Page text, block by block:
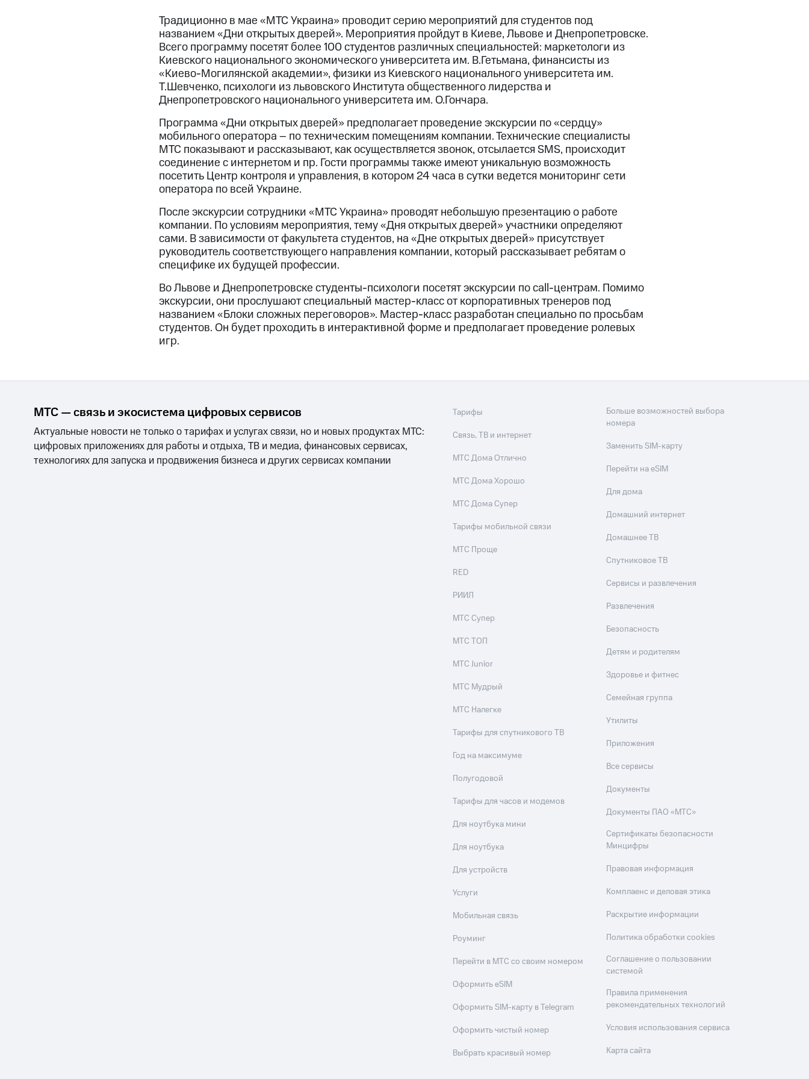
Традиционно в мае «МТС Украина» проводит серию мероприятий для студентов под
названием «Дни открытых дверей». Мероприятия пройдут в Киеве, Львове и Днепропетровске.
Всего программу посетят более 100 студентов различных специальностей: маркетологи из
Киевского национального экономического университета им. В.Гетьмана, финансисты из
«Киево-Могилянской академии», физики из Киевского национального университета им.
Т.Шевченко, психологи из львовского Института общественного лидерства и
Днепропетровского национального университета им. О.Гончара.
Программа «Дни открытых дверей» предполагает проведение экскурсии по «сердцу»
мобильного оператора – по техническим помещениям компании. Технические специалисты
МТС показывают и рассказывают, как осуществляется звонок, отсылается SMS, происходит
соединение с интернетом и пр. Гости программы также имеют уникальную возможность
посетить Центр контроля и управления, в котором 24 часа в сутки ведется мониторинг сети
оператора по всей Украине.
После экскурсии сотрудники «МТС Украина» проводят небольшую презентацию о работе
компании. По условиям мероприятия, тему «Дня открытых дверей» участники определяют
сами. В зависимости от факультета студентов, на «Дне открытых дверей» присутствует
руководитель соответствующего направления компании, который рассказывает ребятам о
специфике их будущей профессии.
Во Львове и Днепропетровске студенты-психологи посетят экскурсии по call-центрам. Помимо
экскурсии, они прослушают специальный мастер-класс от корпоративных тренеров под
названием «Блоки сложных переговоров». Мастер-класс разработан специально по просьбам
студентов. Он будет проходить в интерактивной форме и предполагает проведение ролевых
игр.
МТС — связь и экосистема цифровых сервисов
Актуальные новости не только о тарифах и услугах связи, но и новых продуктах МТС:
цифровых приложениях для работы и отдыха, ТВ и медиа, финансовых сервисах,
технологиях для запуска и продвижения бизнеса и других сервисах компании
Тарифы
Связь, ТВ и интернет
МТС Дома Отлично
МТС Дома Хорошо
МТС Дома Супер
Тарифы мобильной связи
МТС Проще
RED
РИИЛ
МТС Супер
МТС ТОП
МТС Junior
МТС Мудрый
МТС Налегке
Тарифы для спутникового ТВ
Год на максимуме
Полугодовой
Тарифы для часов и модемов
Для ноутбука мини
Для ноутбука
Для устройств
Услуги
Мобильная связь
Роуминг
Перейти в МТС со своим номером
Оформить eSIM
Оформить SIM-карту в Telegram
Оформить чистый номер
Выбрать красивый номер
Больше возможностей выбора
номера
Заменить SIM-карту
Перейти на eSIM
Для дома
Домашний интернет
Домашнее ТВ
Спутниковое ТВ
Сервисы и развлечения
Развлечения
Безопасность
Детям и родителям
Здоровье и фитнес
Семейная группа
Утилиты
Приложения
Все сервисы
Документы
Документы ПАО «МТС»
Сертификаты безопасности
Минцифры
Правовая информация
Комплаенс и деловая этика
Раскрытие информации
Политика обработки cookies
Соглашение о пользовании
системой
Правила применения
рекомендательных технологий
Условия использования сервиса
Карта сайта